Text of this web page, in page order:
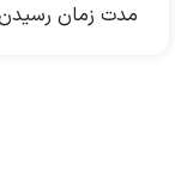
مدت زمان